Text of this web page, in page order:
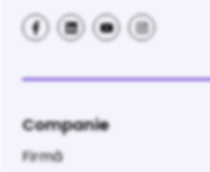
Companie
Firmă